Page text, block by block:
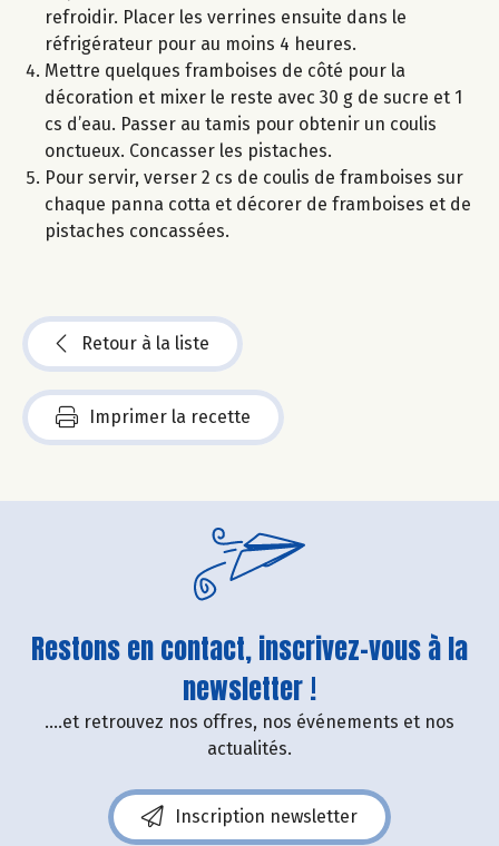
refroidir. Placer les verrines ensuite dans le
réfrigérateur pour au moins 4 heures.
Mettre quelques framboises de côté pour la
décoration et mixer le reste avec 30 g de sucre et 1
cs d’eau. Passer au tamis pour obtenir un coulis
onctueux. Concasser les pistaches.
Pour servir, verser 2 cs de coulis de framboises sur
chaque panna cotta et décorer de framboises et de
pistaches concassées.
Retour à la liste
Imprimer la recette
Restons en contact, inscrivez-vous à la
newsletter !
....et retrouvez nos offres, nos événements et nos
actualités.
Inscription newsletter